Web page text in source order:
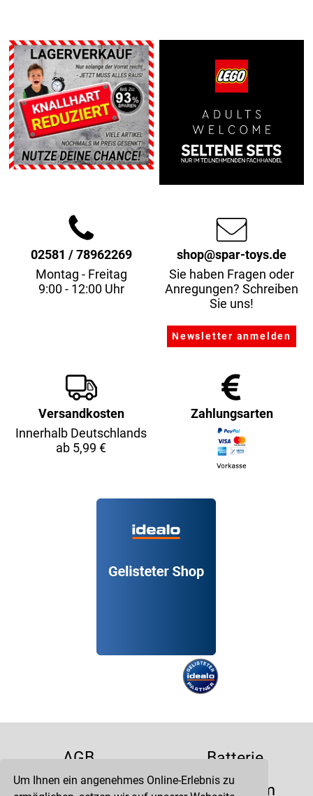
Um Ihnen ein angenehmes Online-Erlebnis zu
02581 / 78962269
Montag - Freitag
9:00 - 12:00 Uhr
shop@spar-toys.de
Sie haben Fragen oder
Anregungen? Schreiben
Sie uns!
Versandkosten
Innerhalb Deutschlands
ab 5,99 €
Zahlungsarten
AGB
Batterie
Datenschutz
Impressum